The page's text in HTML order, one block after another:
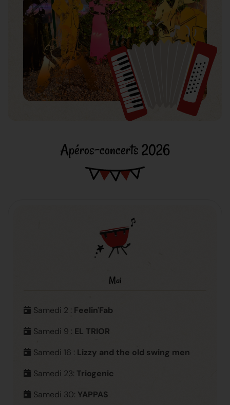
Apéros-concerts 2026
Mai
Samedi 2 : Feelin'Fab
Samedi 9 : EL TRIOR
Samedi 16 : Lizzy and the old swing men
Samedi 23: Triogenic
Samedi 30: YAPPAS